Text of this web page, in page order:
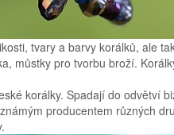
tvary a barvy korálků, ale
můstky pro tvorbu broží.
korálky. Spadají do odvětví
producentem různých